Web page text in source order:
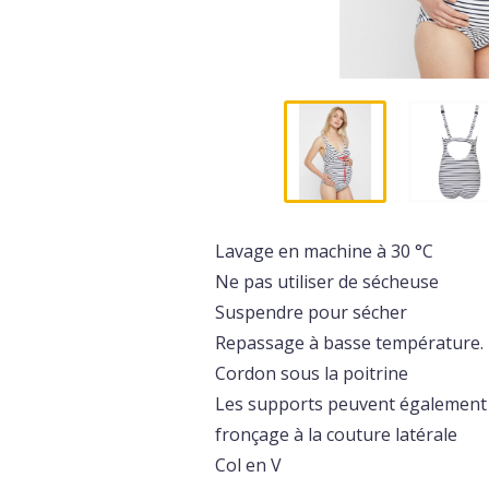
Lavage en machine à 30 °C
Ne pas utiliser de sécheuse
Suspendre pour sécher
Repassage à basse température.
Cordon sous la poitrine
Les supports peuvent
fronçage à la couture latérale
Col en V